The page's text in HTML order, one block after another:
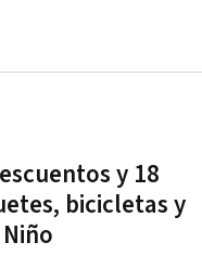
y 18
bicicletas y